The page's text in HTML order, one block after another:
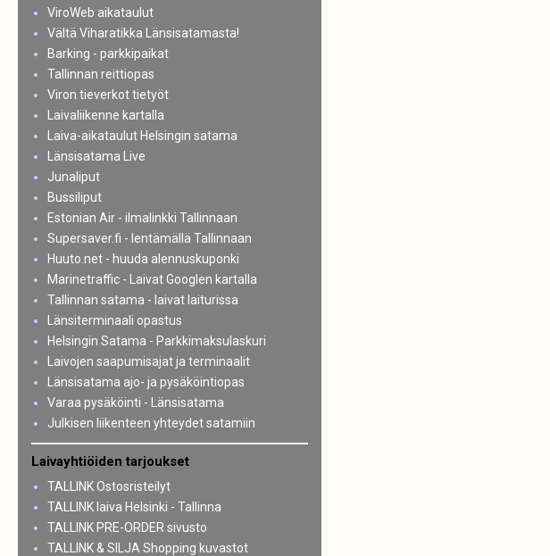
ViroWeb aikataulut
Vältä Viharatikka Länsisatamasta!
Barking - parkkipaikat
Tallinnan reittiopas
Viron tieverkot tietyöt
Laivaliikenne kartalla
Laiva-aikataulut Helsingin satama
Länsisatama Live
Junaliput
Bussiliput
Estonian Air - ilmalinkki Tallinnaan
Supersaver.fi - lentämällä Tallinnaan
Huuto.net - huuda alennuskuponki
Marinetraffic - Laivat Googlen kartalla
Tallinnan satama - laivat laiturissa
Länsiterminaali opastus
Helsingin Satama - Parkkimaksulaskuri
Laivojen saapumisajat ja terminaalit
Länsisatama ajo- ja pysäköintiopas
Varaa pysäköinti - Länsisatama
Julkisen liikenteen yhteydet satamiin
Laivayhtiöiden tarjoukset
TALLINK Ostosristeilyt
TALLINK laiva Helsinki - Tallinna
TALLINK PRE-ORDER sivusto
TALLINK & SILJA Shopping kuvastot